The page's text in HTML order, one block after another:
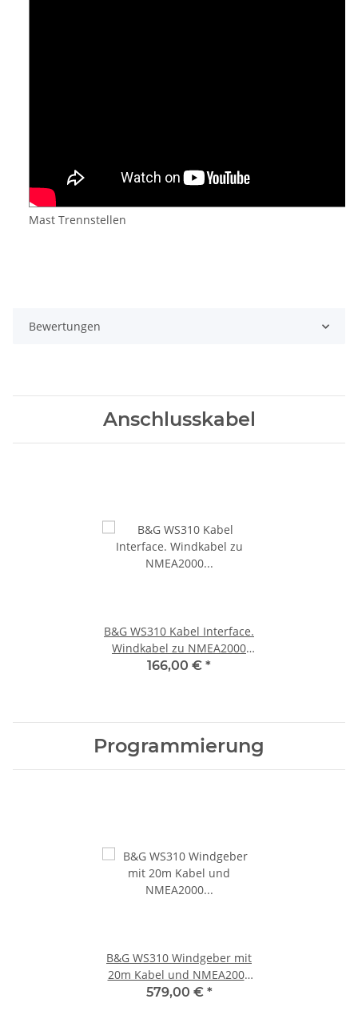
Mast Trennstellen
Bewertungen
Anschlusskabel
B&G WS310 Kabel Interface.
Windkabel zu NMEA2000
000-14389-001
166,00 € *
Programmierung
B&G WS310 Windgeber mit
20m Kabel und NMEA2000
Adapter 000-14382-001
579,00 € *